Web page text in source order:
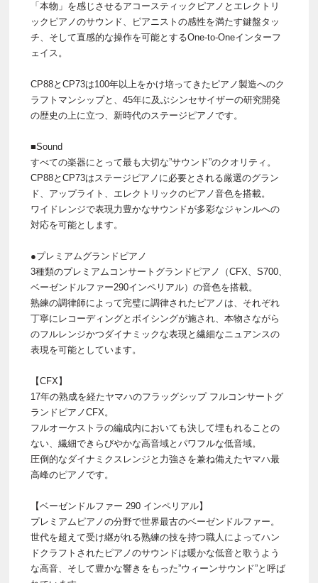
「本物」を感じさせるアコースティックピアノとエレクトリ
ックピアノのサウンド、ピアニストの感性を満たす鍵盤タッ
チ、そして直感的な操作を可能とするOne-to-Oneインターフ
ェイス。
CP88とCP73は100年以上をかけ培ってきたピアノ製造へのク
ラフトマンシップと、45年に及ぶシンセサイザーの研究開発
の歴史の上に立つ、新時代のステージピアノです。
■Sound
すべての楽器にとって最も大切な”サウンド”のクオリティ。
CP88とCP73はステージピアノに必要とされる厳選のグラン
ド、アップライト、エレクトリックのピアノ音色を搭載。
ワイドレンジで表現力豊かなサウンドが多彩なジャンルへの
対応を可能とします。
●プレミアムグランドピアノ
3種類のプレミアムコンサートグランドピアノ（CFX、S700、
ベーゼンドルファー290インペリアル）の音色を搭載。
熟練の調律師によって完璧に調律されたピアノは、それぞれ
丁寧にレコーディングとボイシングが施され、本物さながら
のフルレンジかつダイナミックな表現と繊細なニュアンスの
表現を可能としています。
【CFX】
17年の熟成を経たヤマハのフラッグシップ フルコンサートグ
ランドピアノCFX。
フルオーケストラの編成内においても決して埋もれることの
ない、繊細できらびやかな高音域とパワフルな低音域。
圧倒的なダイナミクスレンジと力強さを兼ね備えたヤマハ最
高峰のピアノです。
【ベーゼンドルファー 290 インペリアル】
プレミアムピアノの分野で世界最古のベーゼンドルファー。
世代を超えて受け継がれる熟練の技を持つ職人によってハン
ドクラフトされたピアノのサウンドは暖かな低音と歌うよう
な高音、そして豊かな響きをもった”ウィーンサウンド”と呼ば